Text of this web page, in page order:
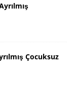
Çocuksuz